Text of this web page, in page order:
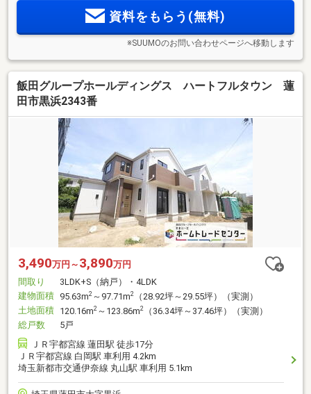
資料をもらう(無料)
※SUUMOのお問い合わせページへ移動します
飯田グループホールディングス ハートフルタウン 蓮
田市黒浜2343番
3,490万円～ 3,890万円
間取り
3LDK+S（納戸）・4LDK
建物面積 95.63m2 ～97.71m2
（28.92坪～29.55坪）（実測）
土地面積 120.16m2 ～123.86m2
（36.34坪～37.46坪）（実測）
総戸数
5戸
ＪＲ宇都宮線 蓮田駅 徒歩17分
ＪＲ宇都宮線 白岡駅 車利用 4.2km
埼玉新都市交通伊奈線 丸山駅 車利用 5.1km